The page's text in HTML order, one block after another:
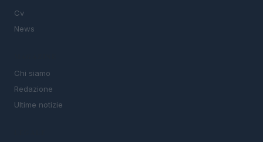
Cv
News
Chi siamo
Redazione
Ultime notizie